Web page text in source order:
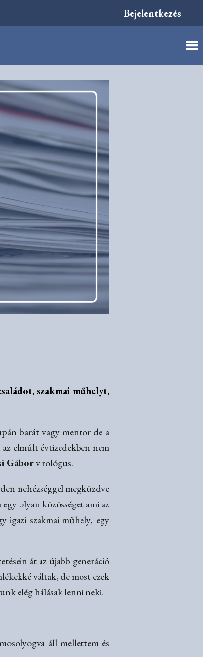
Bejelentkezés
szakmai műhelyt,
barát vagy mentor de a
elmúlt évtizedekben nem
Gáborvirológus.
nehézséggel megküzdve
olyan közösséget ami az
igazi szakmai műhely, egy
át az újabb generáció
váltak, de most ezek
elég hálásak lenni neki.
áll mellettem és